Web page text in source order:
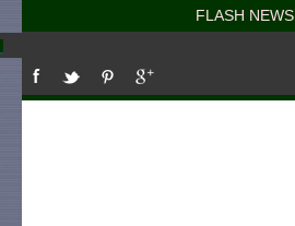
FLASH NEWS